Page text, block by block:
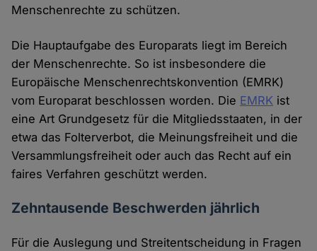
Menschenrechte zu schützen.
Die Hauptaufgabe des Europarats liegt im Bereich
der Menschenrechte. So ist insbesondere die
Europäische Menschenrechtskonvention (EMRK)
vom Europarat beschlossen worden. Die EMRK ist
eine Art Grundgesetz für die Mitgliedsstaaten, in der
etwa das Folterverbot, die Meinungsfreiheit und die
Versammlungsfreiheit oder auch das Recht auf ein
faires Verfahren geschützt werden.
Zehntausende Beschwerden jährlich
Für die Auslegung und Streitentscheidung in Fragen